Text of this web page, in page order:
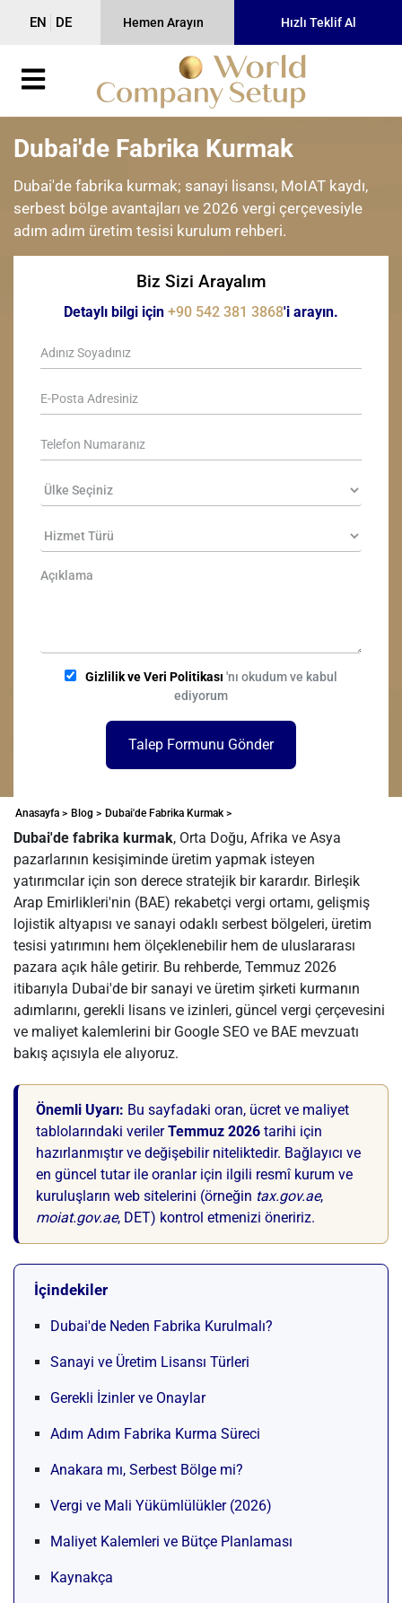
EN DE Hemen Arayın Hızlı Teklif Al
Dubai'de Fabrika Kurmak
Dubai'de fabrika kurmak; sanayi lisansı, MoIAT kaydı,
serbest bölge avantajları ve 2026 vergi çerçevesiyle
adım adım üretim tesisi kurulum rehberi.
Biz Sizi Arayalım
Detaylı bilgi için +90 542 381 3868'i arayın.
Gizlilik ve Veri Politikası 'nı okudum ve kabul
ediyorum
Talep Formunu Gönder
Anasayfa > Blog > Dubai'de Fabrika Kurmak >
Dubai'de fabrika kurmak, Orta Doğu, Afrika ve Asya
pazarlarının kesişiminde üretim yapmak isteyen
yatırımcılar için son derece stratejik bir karardır. Birleşik
Arap Emirlikleri'nin (BAE) rekabetçi vergi ortamı, gelişmiş
lojistik altyapısı ve sanayi odaklı serbest bölgeleri, üretim
tesisi yatırımını hem ölçeklenebilir hem de uluslararası
pazara açık hâle getirir. Bu rehberde, Temmuz 2026
itibarıyla Dubai'de bir sanayi ve üretim şirketi kurmanın
adımlarını, gerekli lisans ve izinleri, güncel vergi çerçevesini
ve maliyet kalemlerini bir Google SEO ve BAE mevzuatı
bakış açısıyla ele alıyoruz.
Önemli Uyarı: Bu sayfadaki oran, ücret ve maliyet
tablolarındaki verilerTemmuz 2026 tarihi için
hazırlanmıştır ve değişebilir niteliktedir. Bağlayıcı ve
en güncel tutar ile oranlar için ilgili resmî kurum ve
kuruluşların web sitelerini (örneğin tax.gov.ae,
moiat.gov.ae, DET) kontrol etmenizi öneririz.
İçindekiler
Dubai'de Neden Fabrika Kurulmalı?
Sanayi ve Üretim Lisansı Türleri
Gerekli İzinler ve Onaylar
Adım Adım Fabrika Kurma Süreci
Anakara mı, Serbest Bölge mi?
Vergi ve Mali Yükümlülükler (2026)
Maliyet Kalemleri ve Bütçe Planlaması
Kaynakça